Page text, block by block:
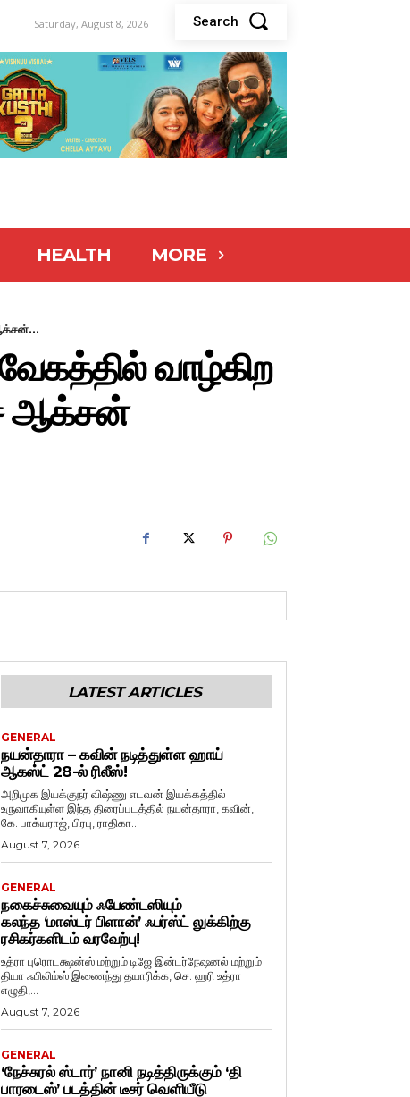
Saturday, August 8, 2026 Search
HEALTH MORE
வாழ்கிற
ஆக்சன்
LATEST ARTICLES
GENERAL
நயன்தாரா – கவின் நடித்துள்ள ஹாய்
ஆகஸ்ட் 28-ல் ரிலீஸ்!
அறிமுக இயக்குநர் விஷ்ணு எடவன் இயக்கத்தில்
உருவாகியுள்ள இந்த திரைப்படத்தில் நயன்தாரா, கவின்,
கே. பாக்யராஜ், பிரபு, ராதிகா...
August 7, 2026
GENERAL
நகைச்சுவையும் ஃபேண்டஸியும்
கலந்த ‘மாஸ்டர் பிளான்’ ஃபர்ஸ்ட் லுக்கிற்கு
ரசிகர்களிடம் வரவேற்பு!
உத்ரா புரொடக்ஷன்ஸ் மற்றும் டிஜே இன்டர்நேஷனல் மற்றும்
தியா ஃபிலிம்ஸ் இணைந்து தயாரிக்க, செ. ஹரி உத்ரா
எழுதி,...
August 7, 2026
GENERAL
‘நேச்சுரல் ஸ்டார்’ நானி நடித்திருக்கும் ‘தி
பாரடைஸ்’ படத்தின் டீசர் வெளியீடு